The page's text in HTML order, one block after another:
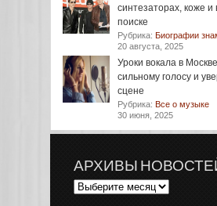
синтезаторах, коже и
поиске
Рубрика: Биографии
20 августа, 2025
Уроки вокала в
сильному голосу и
сцене
Рубрика: Все о музыке
30 июня, 2025
АРХИВЫ